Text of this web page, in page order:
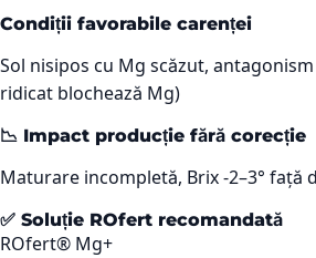
Condiții favorabile carenței
Sol nisipos cu Mg scăzut,
ridicat blochează Mg)
📉 Impact producție fără corecție
Maturare incompletă, Brix -2–3° față
✅ Soluție ROfert recomandată
ROfert® Mg+